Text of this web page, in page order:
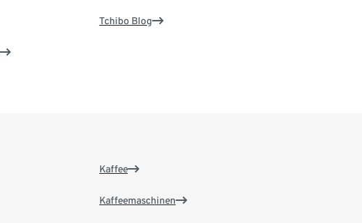
Tchibo Blog
Kaffee
Kaffeemaschinen